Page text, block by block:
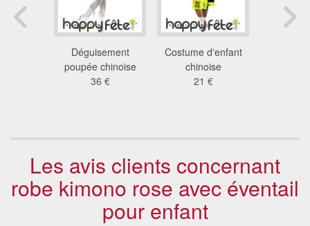
Déguisement
poupée chinoise
36 €
Costume d'enfant
chinoise
21 €
Les avis clients concernant
robe kimono rose avec éventail
pour enfant